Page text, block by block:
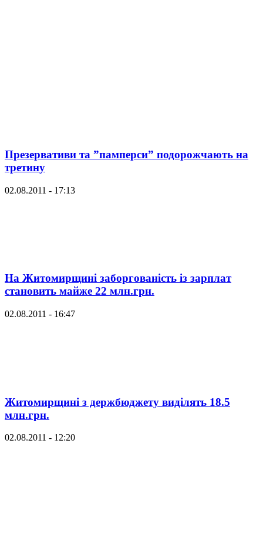
Презервативи та ”памперси” подорожчають на
третину
02.08.2011 - 17:13
На Житомирщині заборгованість із зарплат
становить майже 22 млн.грн.
02.08.2011 - 16:47
Житомирщині з держбюджету виділять 18.5
млн.грн.
02.08.2011 - 12:20